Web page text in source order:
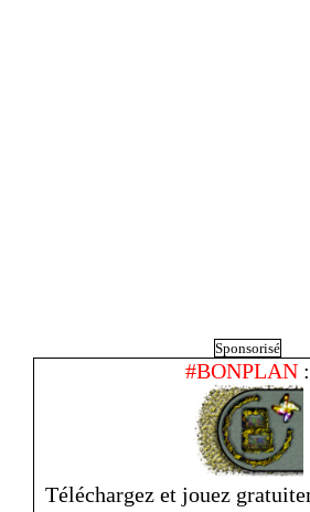
Sponsorisé
#BONPLAN :
Téléchargez et jouez